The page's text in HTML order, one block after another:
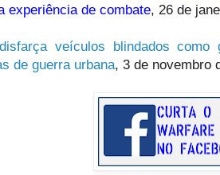
experiência de combate, 26 de
veículos blindados como
de guerra urbana, 3 de novembro